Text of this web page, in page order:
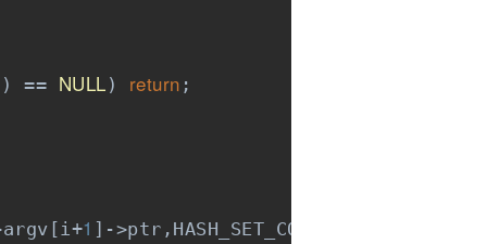
== NULL ) return ;
1 ]->ptr,HASH_SET_COPY);